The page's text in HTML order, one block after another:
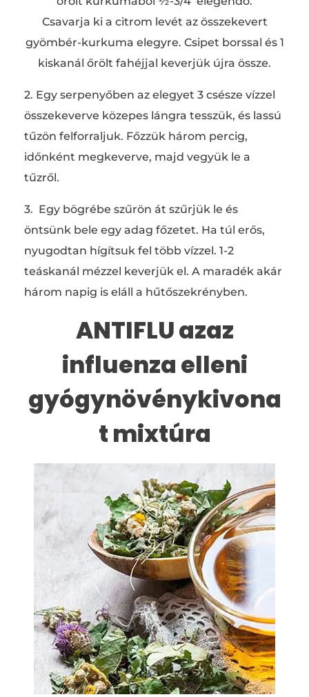
Csavarja ki a citrom levét az összekevert
gyömbér-kurkuma elegyre. Csipet borssal és 1
kiskanál őrölt fahéjjal keverjük újra össze.
2. Egy serpenyőben az elegyet 3 csésze vízzel
összekeverve közepes lángra tesszük, és lassú
tűzön felforraljuk. Főzzük három percig,
időnként megkeverve, majd vegyük le a
tűzről.
3. Egy bögrébe szűrön át szűrjük le és
öntsünk bele egy adag főzetet. Ha túl erős,
nyugodtan hígítsuk fel több vízzel. 1-2
teáskanál mézzel keverjük el. A maradék akár
három napig is eláll a hűtőszekrényben.
ANTIFLU azaz
influenza elleni
gyógynövénykivona
t mixtúra